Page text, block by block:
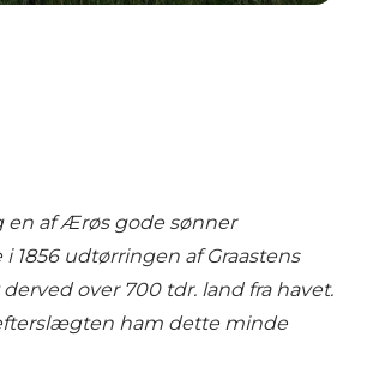
en af Ærøs gode sønner
1856 udtørringen af Graastens
over 700 tdr. land fra havet.
ham dette minde